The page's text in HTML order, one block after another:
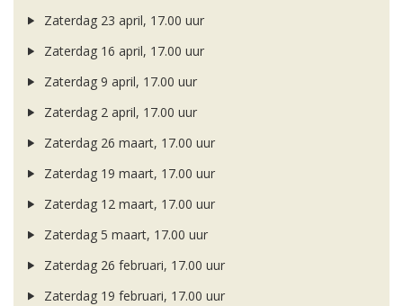
Zaterdag 23 april, 17.00 uur
Zaterdag 16 april, 17.00 uur
Zaterdag 9 april, 17.00 uur
Zaterdag 2 april, 17.00 uur
Zaterdag 26 maart, 17.00 uur
Zaterdag 19 maart, 17.00 uur
Zaterdag 12 maart, 17.00 uur
Zaterdag 5 maart, 17.00 uur
Zaterdag 26 februari, 17.00 uur
Zaterdag 19 februari, 17.00 uur